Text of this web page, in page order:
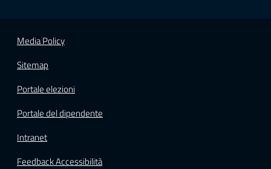
Media Policy
Sitemap
Portale elezioni
Portale del dipendente
Intranet
Feedback Accessibilità